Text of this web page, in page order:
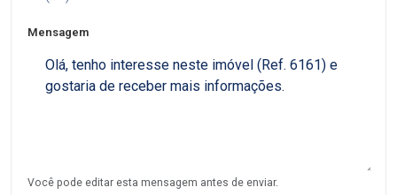
Mensagem
Você pode editar esta mensagem antes de enviar.